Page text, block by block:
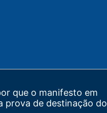
que o manifesto em
prova de destinação do